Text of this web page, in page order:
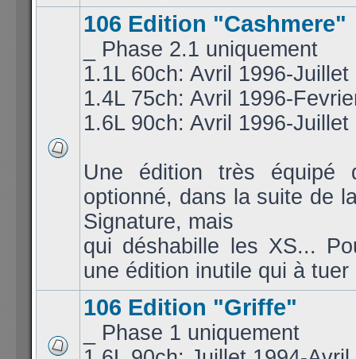
106 Edition "Cashmere"
_ Phase 2.1 uniquement
1.1L 60ch: Avril 1996-Juillet
1.4L 75ch: Avril 1996-
1.6L 90ch: Avril 1996-Juillet
Une édition très équipé
optionné, dans la suite de
Signature, mais
qui déshabille les XS...
une édition inutile qui à tuer
106 Edition "Griffe"
_ Phase 1 uniquement